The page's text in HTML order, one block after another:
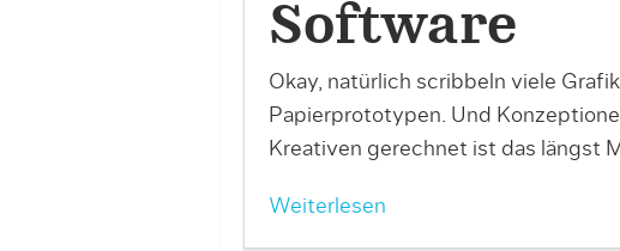
Software
Okay, natürlich scribbeln viele
Papierprototypen. Und
Kreativen gerechnet ist das längst
Weiterlesen